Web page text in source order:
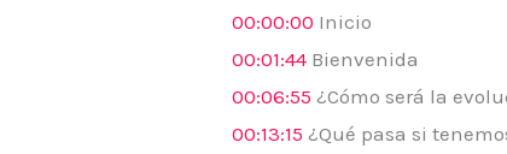
00:00:00 Inicio
00:01:44 Bienvenida
00:06:55 ¿Cómo será la
00:13:15 ¿Qué pasa si